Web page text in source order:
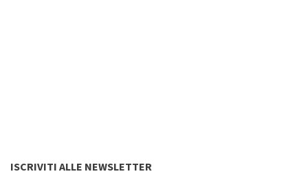
ISCRIVITI ALLE NEWSLETTER